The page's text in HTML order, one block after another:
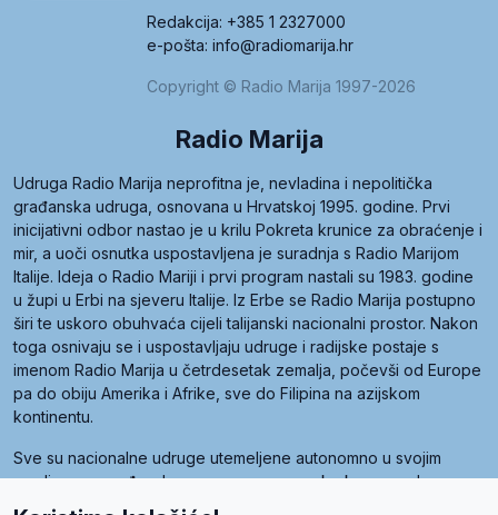
Redakcija: +385 1 2327000
e-pošta: info@radiomarija.hr
Copyright © Radio Marija 1997-2026
Radio Marija
Udruga Radio Marija neprofitna je, nevladina i nepolitička
građanska udruga, osnovana u Hrvatskoj 1995. godine. Prvi
inicijativni odbor nastao je u krilu Pokreta krunice za obraćenje i
mir, a uoči osnutka uspostavljena je suradnja s Radio Marijom
Italije. Ideja o Radio Mariji i prvi program nastali su 1983. godine
u župi u Erbi na sjeveru Italije. Iz Erbe se Radio Marija postupno
širi te uskoro obuhvaća cijeli talijanski nacionalni prostor. Nakon
toga osnivaju se i uspostavljaju udruge i radijske postaje s
imenom Radio Marija u četrdesetak zemalja, počevši od Europe
pa do obiju Amerika i Afrike, sve do Filipina na azijskom
kontinentu.
Sve su nacionalne udruge utemeljene autonomno u svojim
zemljama, a međusobna su povezane preko krovne udruge
pod nazivom Svjetska obitelj Radio Marije (World Family of